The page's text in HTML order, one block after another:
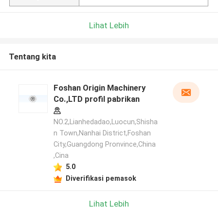
Lihat Lebih
Tentang kita
Foshan Origin Machinery
Co.,LTD profil pabrikan
NO.2,Lianhedadao,Luocun,Shisha
n Town,Nanhai District,Foshan
City,Guangdong Pronvince,China
,Cina
5.0
Diverifikasi pemasok
Lihat Lebih